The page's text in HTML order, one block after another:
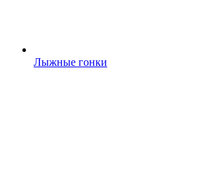
Лыжные гонки